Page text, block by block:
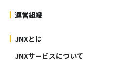
運営組織
JNXとは
JNXサービスについて